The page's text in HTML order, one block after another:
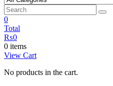
0
Total
₨0
0 items
View Cart
No products in the cart.